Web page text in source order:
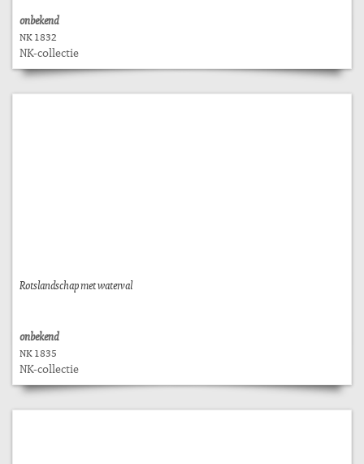
onbekend
NK 1832
NK-collectie
Rotslandschap met waterval
onbekend
NK 1835
NK-collectie